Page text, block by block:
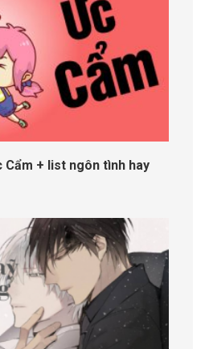
+ list ngôn tình hay